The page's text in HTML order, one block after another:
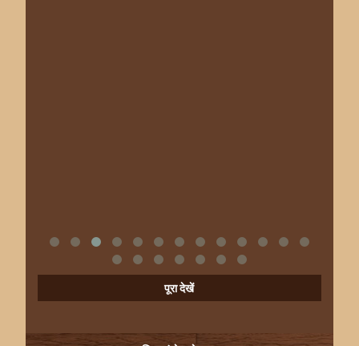
पूरा देखें